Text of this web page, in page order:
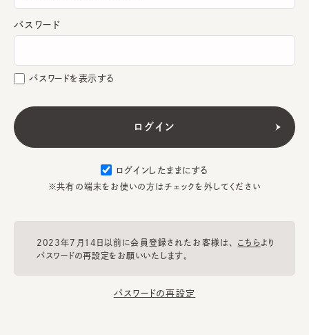
パスワード
パスワードを表示する
ログインしたままにする
※共有の端末をお使いの方はチェックを外してください
2023年7月14日以前に会員登録されたお客様は、 こちらより
パスワードの再設定をお願いいたします。
パスワードの再設定